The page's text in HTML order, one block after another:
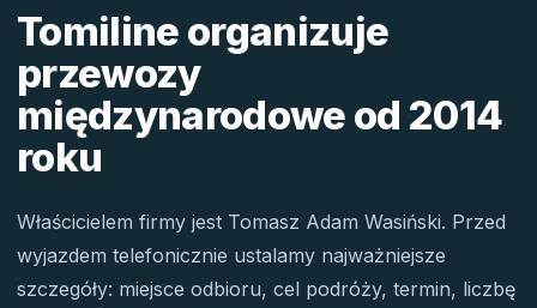
Tomiline organizuje
przewozy
międzynarodowe od 2014
roku
Właścicielem firmy jest Tomasz Adam Wasiński. Przed
wyjazdem telefonicznie ustalamy najważniejsze
szczegóły: miejsce odbioru, cel podróży, termin, liczbę